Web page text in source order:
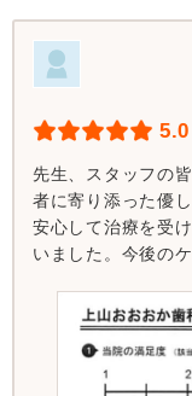
5.0
先生、スタッフの
者に寄り添った優
安心して治療を受
いました。今後の